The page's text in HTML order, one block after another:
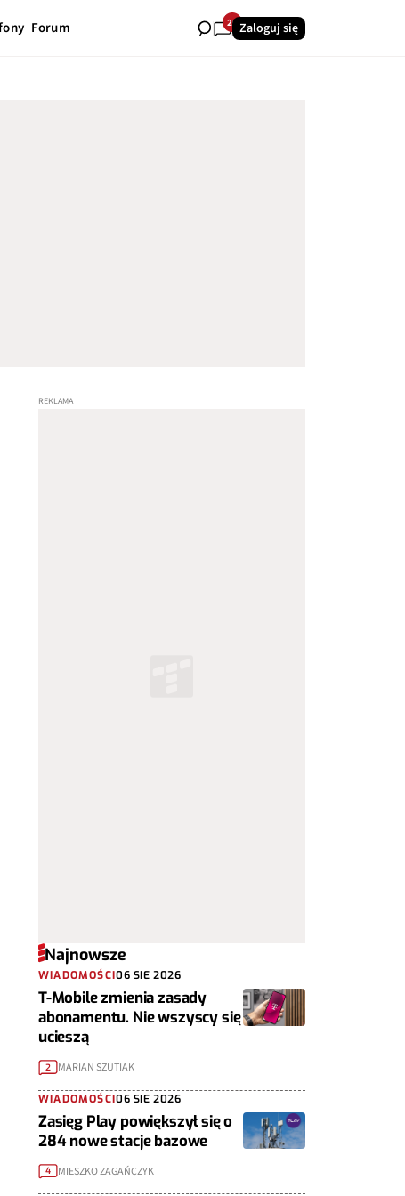
Forum 20Zaloguj się
Najnowsze
WIADOMOŚCI06 SIE 2026
T-Mobile zmienia zasady
abonamentu. Nie wszyscy się
ucieszą
2 MARIAN SZUTIAK
WIADOMOŚCI06 SIE 2026
Zasięg Play powiększył się o
284 nowe stacje bazowe
4 MIESZKO ZAGAŃCZYK